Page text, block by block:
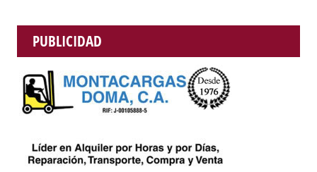
PUBLICIDAD